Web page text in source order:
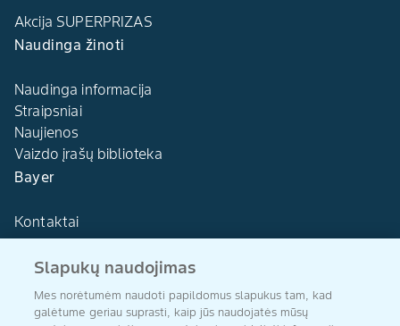
Akcija SUPERPRIZAS
Naudinga žinoti
Naudinga informacija
Straipsniai
Naujienos
Vaizdo įrašų biblioteka
Bayer
Kontaktai
Agro Bayer
Slapukų naudojimas
Mes norėtumėm naudoti papildomus slapukus tam, kad
galėtume geriau suprasti, kaip jūs naudojatės mūsų